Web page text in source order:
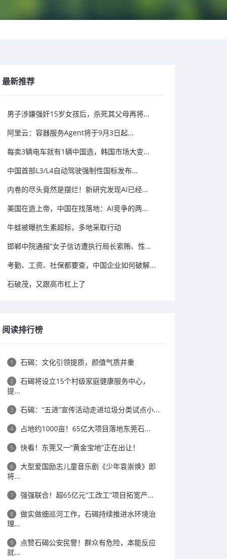
最新推荐
男子涉嫌强奸15岁女孩后，杀死其父母再将...
阿里云：容器服务Agent将于9月3日起...
每卖3辆电车就有1辆中国造，韩国市场大变...
中国首部L3/L4自动驾驶强制性国标发布...
内卷的尽头竟然是摆烂！新研究发现AI已经...
美国在造上帝，中国在找落地：AI竞争的两...
牛蛙被曝抗生素超标，多地采取行动
邯郸中院通报“女子信访遭执行局长索贿、性...
考勤、工资、社保都要查，中国企业如何破解...
石破茂，又跟高市杠上了
阅读排行榜
1 石碣：文化引领提质，颜值气质并重
2
石碣将设立15个村级家庭健康服务中心，
提...
3 石碣：“五进”宣传活动走进垃圾分类试点小...
4 占地约1000亩！65亿大项目落地东莞石...
5 快看！东莞又一“黄金宝地”正在出让！
6
大型爱国励志儿童音乐剧《少年袁崇焕》即
将...
7 强强联合！超65亿元“工改工”项目拓宽产...
8
做实做细巡河工作，石碣持续推进水环境治
理...
9
点赞石碣公安民警！群众有危险，本能反应
就...